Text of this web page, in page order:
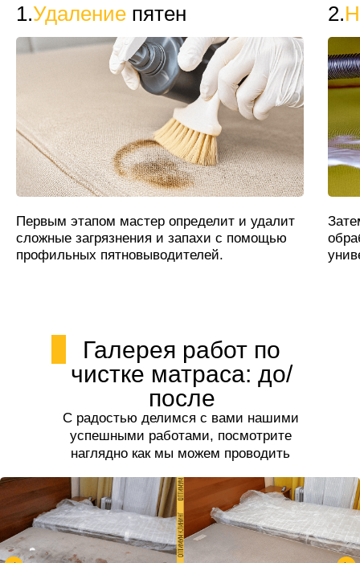
1.Удаление пятен
Первым этапом мастер определит и удалит
сложные загрязнения и запахи с помощью
профильных пятновыводителей.
2.
Галерея работ по
чистке матраса: до/
после
С радостью делимся с вами нашими
успешными работами, посмотрите
наглядно как мы можем проводить